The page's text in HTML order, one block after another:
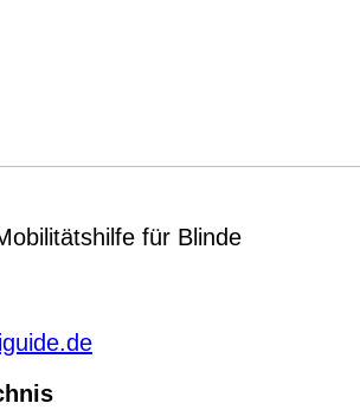
für Blinde